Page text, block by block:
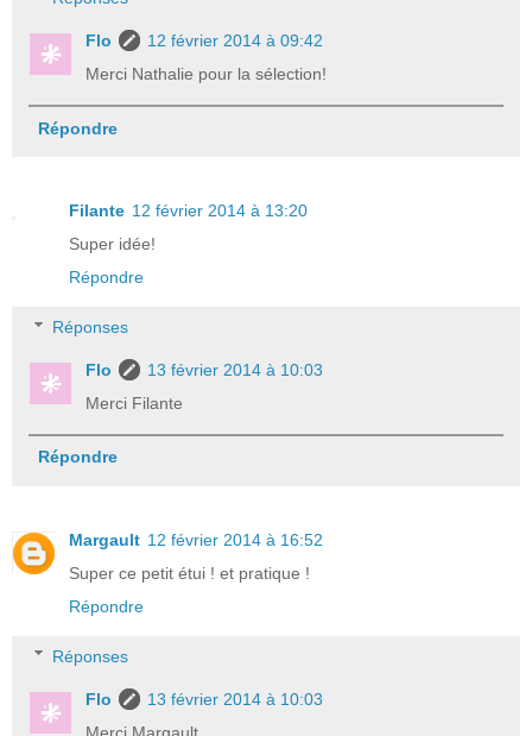
Flo
12 février 2014 à 09:42
Merci Nathalie pour la sélection!
Répondre
Filante 12 février 2014 à 13:20
Super idée!
Répondre
Réponses
Flo
13 février 2014 à 10:03
Merci Filante
Répondre
Margault 12 février 2014 à 16:52
Super ce petit étui ! et pratique !
Répondre
Réponses
Flo
13 février 2014 à 10:03
Merci Margault